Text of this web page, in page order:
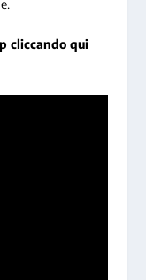
cliccando qui